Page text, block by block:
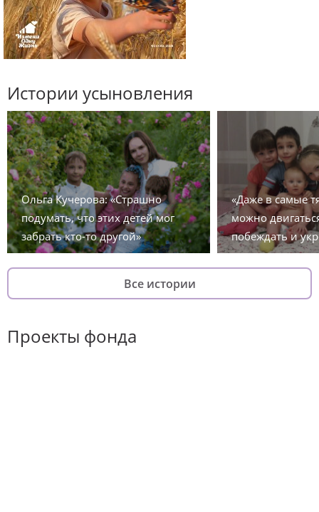
Истории усыновления
Ольга Кучерова: «Страшно
подумать, что этих детей мог
забрать кто-то другой»
«Даже в самые
можно
побеждать и
Все истории
Проекты фонда